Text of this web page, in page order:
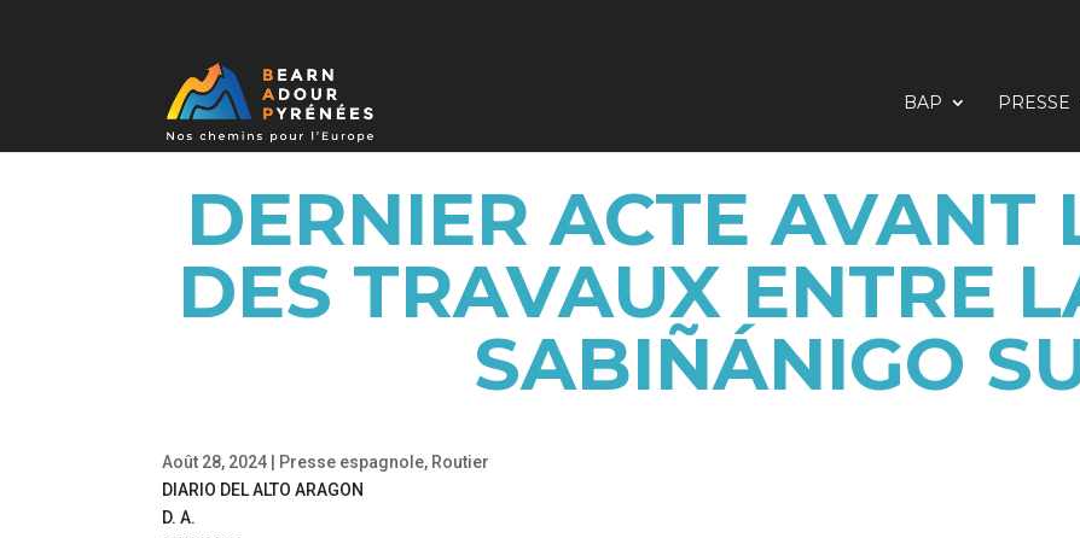
BAP PRESSE
DERNIER ACTE AVANT
DES TRAVAUX ENTRE
SABIÑÁNIGO
Août 28, 2024 Presse espagnole, Routier
DIARIO DEL ALTO ARAGON
D. A.